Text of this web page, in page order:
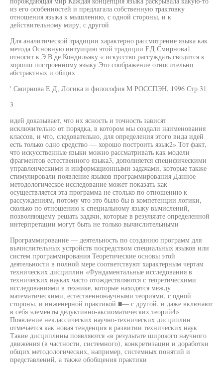
из его особенностей и предлагала собственную трактовку
отношения языка к мышлению, с одной стороны, и к
действительному миру, с другой
Для аналитической традиции характерно рассмотрение языка как
метода Основную интуицию этой традиции ЕД Смирнова1
относит к Э В де Кондильяку « искусство рассуждать сводится к
хорошо построенному языку Это соображение относительно
абстрактных и общих
' Смирнова Е Д, Логика и философия М РОССПЭН, 1996 Стр 31
3
идей доказывает, что их ясность и точность зависят
исключительно от порядка, в котором мы создали наименования
классов, и что, следовательно, для определения этого вида идей
есть только одно средство — хорошо построить язык2» Тот факт,
что искусственные языки можно рассматривать как модели
фрагментов естественного языка3, дополняется специфическими
управленческими и информационными задачами, которые также
стимулировали появление языков программирования Данное
методологическое исследование может показать как
осуществляется эта программа не столько по отношению к
рассуждениям, потому что это было бы в компетенции логики,
сколько по отношению к специальному языку вычислений,
позволяющему решать задачи, которые в результате определенной
интерпретации могут быть не только вычислительными
Программирование — деятельность по созданию программ для
вычислительных устройств посредством специальных языков или
систем программирования Теоретические основы этой
деятельности в полной мере соответствуют характерным чертам
технических дисциплин «Фундаментальные исследования в
технических науках часто отождествляются с теоретическими
исследованиями в технике, которые находятся между
математическими, естественнонаучными теориями, с одной
стороны, и инженерной практикой ■— с другой, и даже включают
в себя элементы дедуктивно-аксиоматических теорий4»
Появление неклассических научно-технических дисциплин
отмечается как новая тенденция в развитии технических наук
Такие дисциплины появляются «в результате широкого научного
движения (в частности, системного), конкретизации и доработки
общих методологических, например, системных понятий и
представлений, а также обобщения практики